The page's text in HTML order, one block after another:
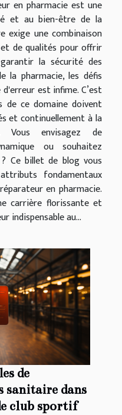
en pharmacie est une
et au bien-être de la
exige une combinaison
de qualités pour offrir
la sécurité des
la pharmacie, les défis
est infime. C’est
de ce domaine doivent
et continuellement à la
Vous envisagez de
ou souhaitez
Ce billet de blog vous
fondamentaux
en pharmacie.
carrière florissante et
indispensable au...
de
sanitaire dans
club sportif